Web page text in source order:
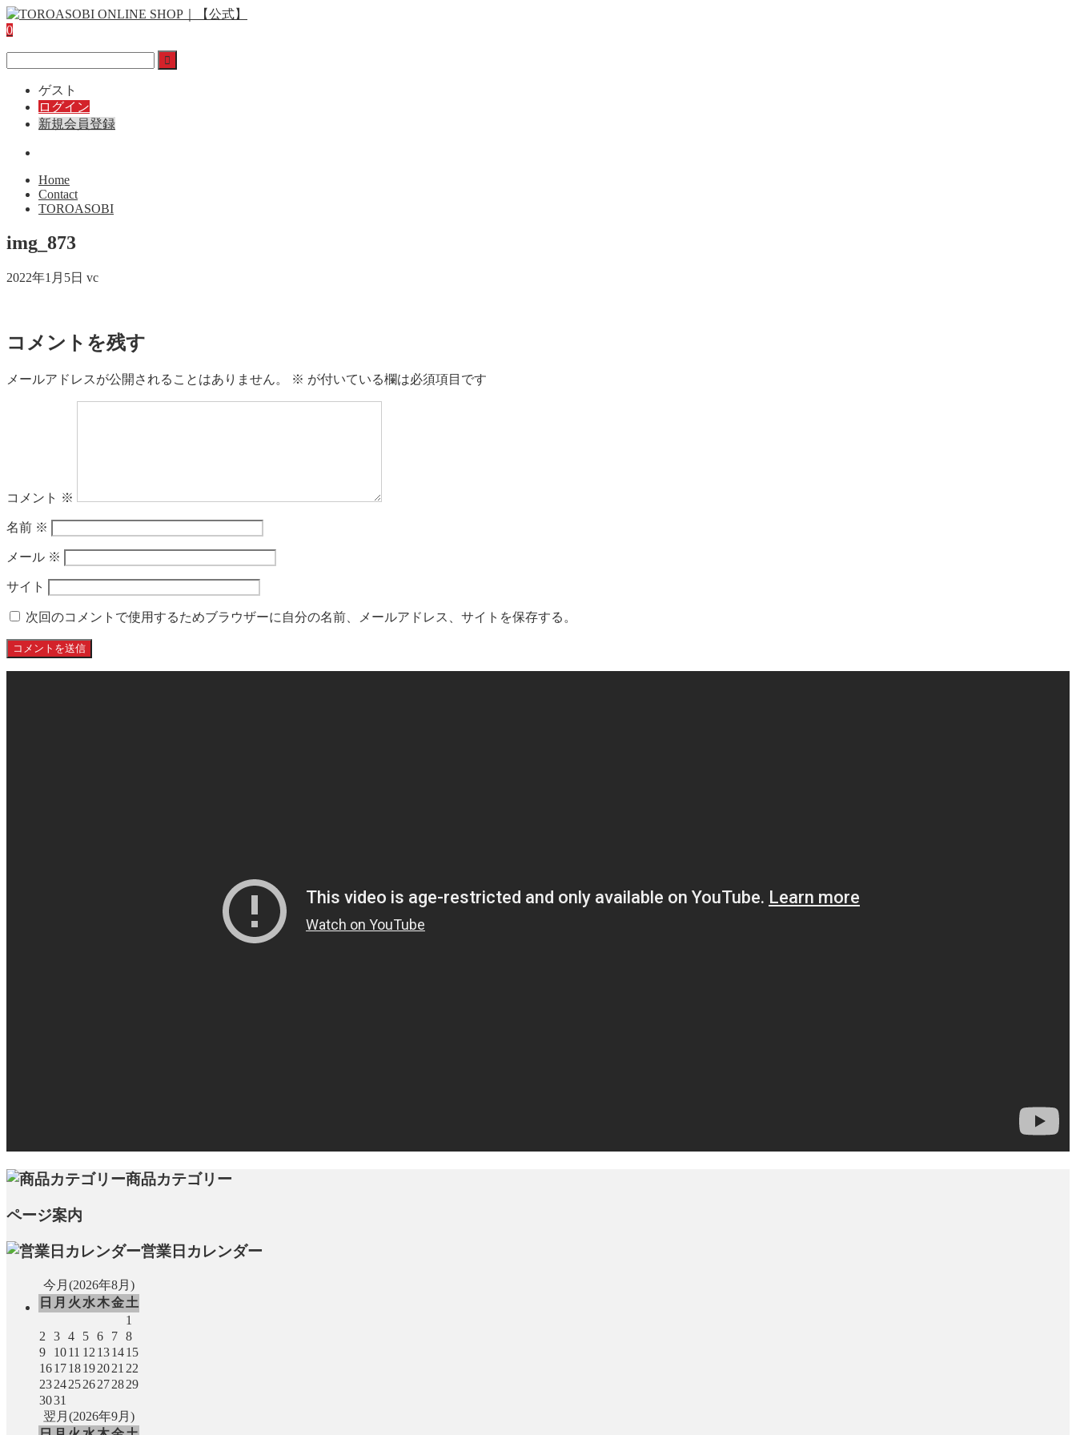
0
ゲスト
ログイン
新規会員登録
Home
Contact
TOROASOBI
img_873
2022年1月5日 vc
コメントを残す
メールアドレスが公開されることはありません。 ※ が付いている欄は必須項目です
コメント ※
名前 ※
メール ※
サイト
次回のコメントで使用するためブラウザーに自分の名前、メールアドレス、サイトを保存する。
商品カテゴリー
ページ案内
営業日カレンダー
今月(2026年8月)
日 月 火 水木金土
1
2
3 4 5 6 7 8
9
1011 12 131415
161718192021 22
23242526272829
3031
翌月(2026年9月)